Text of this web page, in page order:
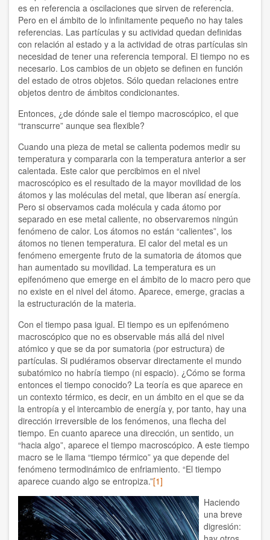
Luz Jahnen
Luís Filipe Guerra
Luís Guerra Y Lía Méndez
Marcela Latorre
Nestor Tato
Olivier Turquet
Oscar Cevey
Paulo Magalhães
Philippe Moal
Premios Nobel de la Paz
Raffaele Tumino
Rita Valinho
Roberta Consilvio
Rodrigo Carazo
Sabine Mendes Lima Moura
Silo
Silvia Bercú
Silvia Swinden
Simposio 2025
Tatiana de Barelli y Philippe Moal
Tomás Hirsch
es en referencia a oscilaciones que sirven de referencia.
Pero en el ámbito de lo infinitamente pequeño no hay tales
referencias. Las partículas y su actividad quedan definidas
con relación al estado y a la actividad de otras partículas sin
necesidad de tener una referencia temporal. El tiempo no es
necesario. Los cambios de un objeto se definen en función
del estado de otros objetos. Sólo quedan relaciones entre
objetos dentro de ámbitos condicionantes.
Entonces, ¿de dónde sale el tiempo macroscópico, el que
“transcurre” aunque sea flexible?
Cuando una pieza de metal se calienta podemos medir su
temperatura y compararla con la temperatura anterior a ser
calentada. Este calor que percibimos en el nivel
macroscópico es el resultado de la mayor movilidad de los
átomos y las moléculas del metal, que liberan así energía.
Pero si observamos cada molécula y cada átomo por
separado en ese metal caliente, no observaremos ningún
fenómeno de calor. Los átomos no están “calientes”, los
átomos no tienen temperatura. El calor del metal es un
fenómeno emergente fruto de la sumatoria de átomos que
han aumentado su movilidad. La temperatura es un
epifenómeno que emerge en el ámbito de lo macro pero que
no existe en el nivel del átomo. Aparece, emerge, gracias a
la estructuración de la materia.
Con el tiempo pasa igual. El tiempo es un epifenómeno
macroscópico que no es observable más allá del nivel
atómico y que se da por sumatoria (por estructura) de
partículas. Si pudiéramos observar directamente el mundo
subatómico no habría tiempo (ni espacio). ¿Cómo se forma
entonces el tiempo conocido? La teoría es que aparece en
un contexto térmico, es decir, en un ámbito en el que se da
la entropía y el intercambio de energía y, por tanto, hay una
dirección irreversible de los fenómenos, una flecha del
tiempo. En cuanto aparece una dirección, un sentido, un
“hacia algo”, aparece el tiempo macroscópico. A este tiempo
macro se le llama “tiempo térmico” ya que depende del
fenómeno termodinámico de enfriamiento. “El tiempo
aparece cuando algo se entropiza.”[1]
Haciendo
una breve
digresión: